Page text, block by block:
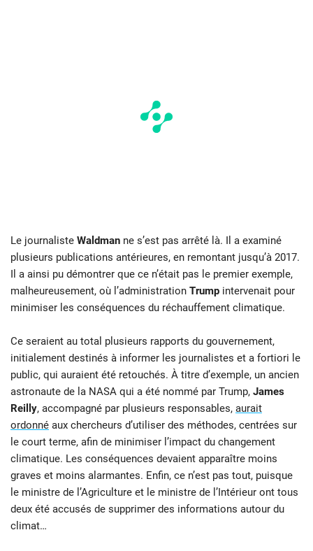
Le journaliste Waldman ne s’est pas arrêté là. Il a examiné
plusieurs publications antérieures, en remontant jusqu’à 2017.
Il a ainsi pu démontrer que ce n’était pas le premier exemple,
malheureusement, où l’administration Trump intervenait pour
minimiser les conséquences du réchauffement climatique.
Ce seraient au total plusieurs rapports du gouvernement,
initialement destinés à informer les journalistes et a fortiori le
public, qui auraient été retouchés. À titre d’exemple, un ancien
astronaute de la NASA qui a été nommé par Trump, James
Reilly, accompagné par plusieurs responsables, aurait
ordonné aux chercheurs d’utiliser des méthodes, centrées sur
le court terme, afin de minimiser l’impact du changement
climatique. Les conséquences devaient apparaître moins
graves et moins alarmantes. Enfin, ce n’est pas tout, puisque
le ministre de l’Agriculture et le ministre de l’Intérieur ont tous
deux été accusés de supprimer des informations autour du
climat…